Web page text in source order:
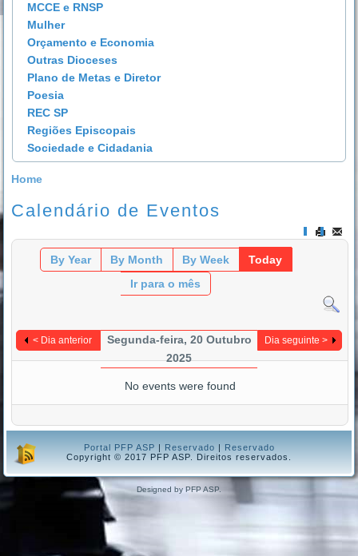
MCCE e RNSP
Mulher
Orçamento e Economia
Outras Dioceses
Plano de Metas e Diretor
Poesia
REC SP
Regiões Episcopais
Sociedade e Cidadania
Home
Calendário de Eventos
By Year By Month By Week
Today
Ir para o mês
< Dia anterior
Segunda-feira, 20 Outubro
2025
Dia seguinte >
No events were found
Portal PFP ASP Reservado
Reservado
Copyright © 2017 PFP ASP. Direitos reservados.
Designed by PFP ASP.